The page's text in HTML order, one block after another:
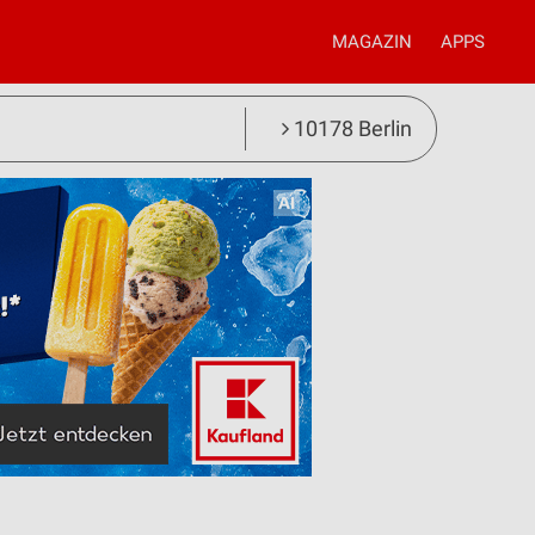
MAGAZIN APPS
10178 Berlin